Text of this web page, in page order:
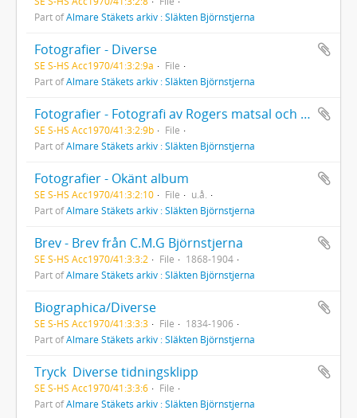
Part ofAlmare Stäkets arkiv : Släkten Björnstjerna
Fotografier - Diverse
SE S-HS Acc1970/41:3:2:9a
File
Part ofAlmare Stäkets arkiv : Släkten Björnstjerna
Fotografier - Fotografi av Rogers matsal och skrivrum
SE S-HS Acc1970/41:3:2:9b
File
Part ofAlmare Stäkets arkiv : Släkten Björnstjerna
Fotografier - Okänt album
SE S-HS Acc1970/41:3:2:10 File
u.å.
Part ofAlmare Stäkets arkiv : Släkten Björnstjerna
Brev - Brev från C.M.G Björnstjerna
SE S-HS Acc1970/41:3:3:2 File
1868-1904
Part ofAlmare Stäkets arkiv : Släkten Björnstjerna
Biographica/Diverse
SE S-HS Acc1970/41:3:3:3 File
1834-1906
Part ofAlmare Stäkets arkiv : Släkten Björnstjerna
Tryck  Diverse tidningsklipp
SE S-HS Acc1970/41:3:3:6
File
Part ofAlmare Stäkets arkiv : Släkten Björnstjerna